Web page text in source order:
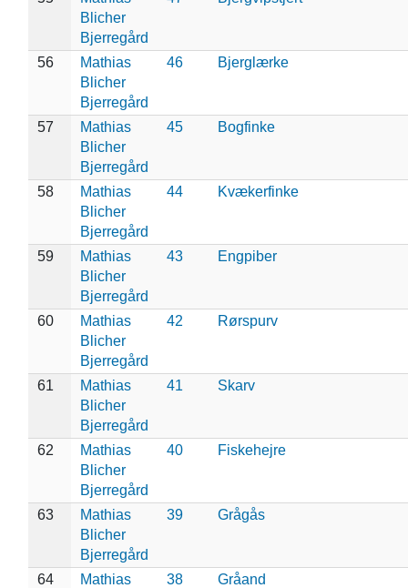
Blicher
Bjerregård
56
Mathias
Blicher
Bjerregård
46 Bjerglærke
57
Mathias
Blicher
Bjerregård
45 Bogfinke
58
Mathias
Blicher
Bjerregård
44 Kvækerfinke
59
Mathias
Blicher
Bjerregård
43 Engpiber
60
Mathias
Blicher
Bjerregård
42 Rørspurv
61
Mathias
Blicher
Bjerregård
41 Skarv
62
Mathias
Blicher
Bjerregård
40 Fiskehejre
63
Mathias
Blicher
Bjerregård
39 Grågås
64
Mathias
38 Gråand